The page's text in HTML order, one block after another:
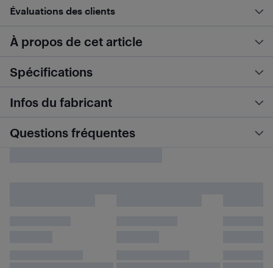
Évaluations des clients
À propos de cet article
Spécifications
Infos du fabricant
Questions fréquentes